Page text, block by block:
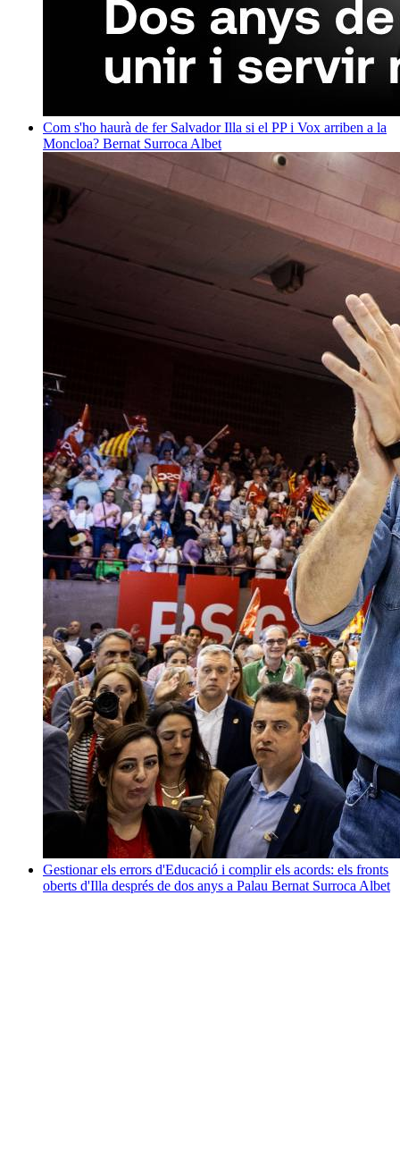
Com s'ho haurà de fer Salvador Illa si el PP i Vox arriben a la
Moncloa? Bernat Surroca Albet
Gestionar els errors d'Educació i complir els acords: els fronts
oberts d'Illa després de dos anys a Palau Bernat Surroca Albet